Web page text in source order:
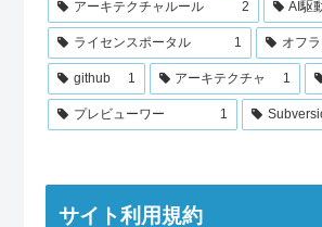
アーキテクチャルール 2 AI駆
ライセンスポータル 1 オフ
github 1 アーキテクチャ 1
プレビューワー 1
サイト利用規約